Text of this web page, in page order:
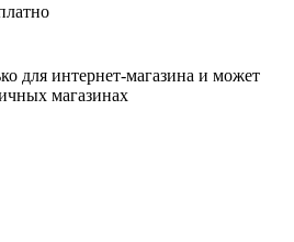
для интернет-магазина и может
магазинах